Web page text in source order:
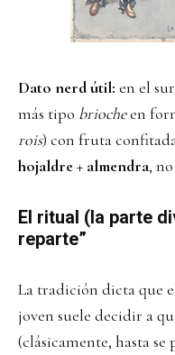
Dato nerd útil: en el
más tipo briocheen
rois) con fruta
hojaldre + almendra,
El ritual (la parte
reparte”
La tradición dicta que
joven suele decidir a
(clásicamente, hasta